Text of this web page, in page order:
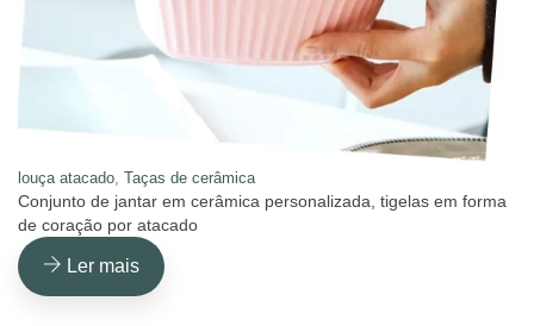
louça atacado, Taças de cerâmica
Conjunto de jantar em cerâmica personalizada, tigelas em forma
de coração por atacado
Ler mais